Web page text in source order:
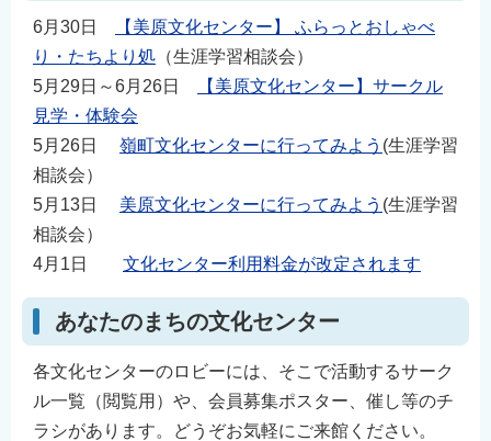
6月30日
【美原文化センター】 ふらっとおしゃべ
り・たちより処 （生涯学習相談会）
5月29日～6月26日
【美原文化センター】サークル
見学・体験会
5月26日 嶺町文化センターに行ってみよう (生涯学習
相談会）
5月13日 美原文化センターに行ってみよう (生涯学習
相談会）
4月1日 文化センター利用料金が改定されます
あなたのまちの文化センター
各文化センターのロビーには、そこで活動するサーク
ル一覧（閲覧用）や、会員募集ポスター、催し等のチ
ラシがあります。どうぞお気軽にご来館ください。
नेपाली
Filipino